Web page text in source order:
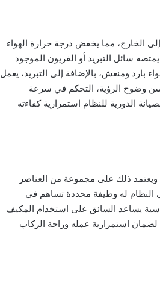
الخارج، مما يخفض درجة حرارة الهواء
سائل التبريد أو الفريون الموجود
ومنعش، بالإضافة إلى التبريد، يعمل
وضوح الرؤية، التحكم في سرعة
الدورية للنظام استمرارية كفاءته
ذلك على مجموعة من العناصر
النظام له وظيفة محددة تساهم في
يساعد السائق على استخدام المكيف
استمرارية عمله وراحة الركاب